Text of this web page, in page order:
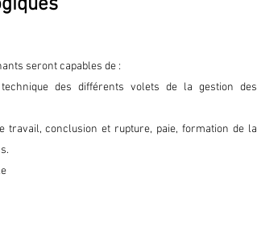
seront capables de :
des différents volets de la gestion des
travail, conclusion et rupture, paie, formation de la